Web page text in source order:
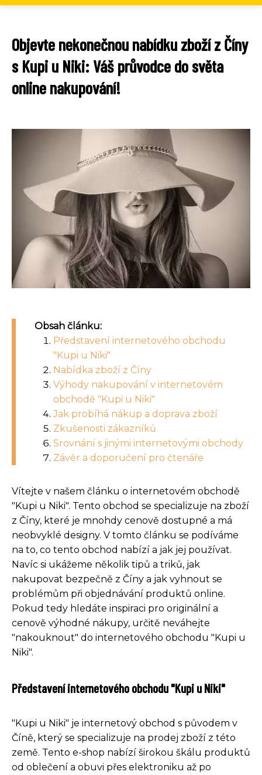
Objevte nekonečnou nabídku zboží z Číny
s Kupi u Niki: Váš průvodce do světa
online nakupování!
Obsah článku:
Představení internetového obchodu
"Kupi u Niki"
Nabídka zboží z Číny
Výhody nakupování v internetovém
obchodě "Kupi u Niki"
Jak probíhá nákup a doprava zboží
Zkušenosti zákazníků
Srovnání s jinými internetovými obchody
Závěr a doporučení pro čtenáře
Vítejte v našem článku o internetovém obchodě
"Kupi u Niki". Tento obchod se specializuje na zboží
z Číny, které je mnohdy cenově dostupné a má
neobvyklé designy. V tomto článku se podíváme
na to, co tento obchod nabízí a jak jej používat.
Navíc si ukážeme několik tipů a triků, jak
nakupovat bezpečně z Číny a jak vyhnout se
problémům při objednávání produktů online.
Pokud tedy hledáte inspiraci pro originální a
cenově výhodné nákupy, určitě neváhejte
"nakouknout" do internetového obchodu "Kupi u
Niki".
Představení internetového obchodu "Kupi u Niki"
"Kupi u Niki" je internetový obchod s původem v
Číně, který se specializuje na prodej zboží z této
země. Tento e-shop nabízí širokou škálu produktů
od oblečení a obuvi přes elektroniku až po